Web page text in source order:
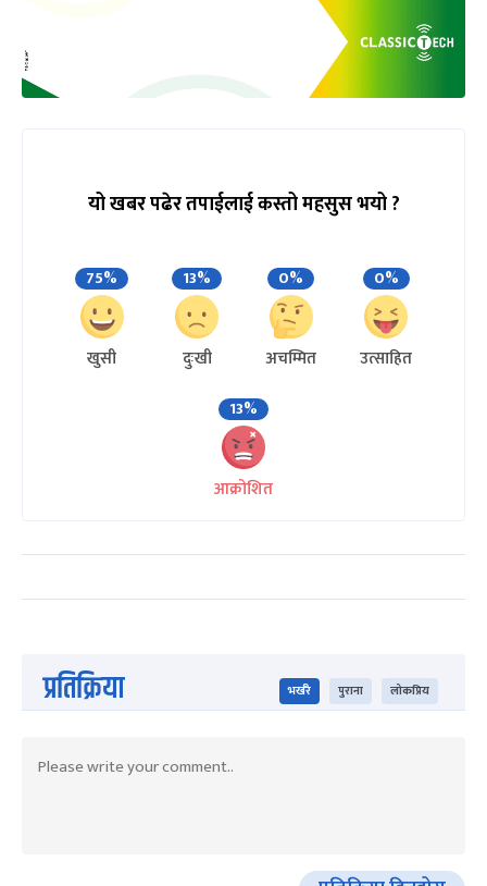
यो खबर पढेर तपाईलाई कस्तो महसुस भयो ?
75%
खुसी
13%
दुःखी
0%
अचम्मित
0%
उत्साहित
13%
आक्रोशित
प्रतिक्रिया भर्खरै पुराना लोकप्रिय